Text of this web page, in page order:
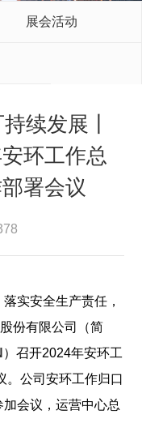
展会活动
续发展丨
环工作总
署会议
实安全生产责任，
份有限公司（简
）召开2024年安环工
。公司安环工作归口
会议，运营中心总